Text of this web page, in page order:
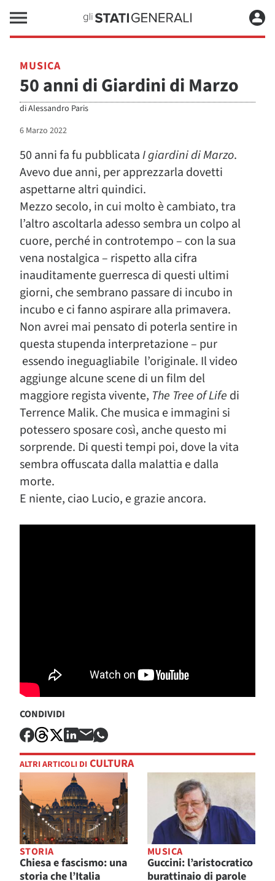
MUSICA
50 anni di Giardini di Marzo
diAlessandro Paris
6 Marzo 2022
50 anni fa fu pubblicataI giardini di Marzo.
Avevo due anni, per apprezzarla dovetti
aspettarne altri quindici.
Mezzo secolo, in cui molto è cambiato, tra
l’altro ascoltarla adesso sembra un colpo al
cuore, perché in controtempo – con la sua
vena nostalgica – rispetto alla cifra
inauditamente guerresca di questi ultimi
giorni, che sembrano passare di incubo in
incubo e ci fanno aspirare alla primavera.
Non avrei mai pensato di poterla sentire in
questa stupenda interpretazione – pur
essendo ineguagliabile l’originale. Il video
aggiunge alcune scene di un film del
maggiore regista vivente, The Tree of Life di
Terrence Malik. Che musica e immagini si
potessero sposare così, anche questo mi
sorprende. Di questi tempi poi, dove la vita
sembra offuscata dalla malattia e dalla
morte.
E niente, ciao Lucio, e grazie ancora.
CONDIVIDI
ALTRI ARTICOLI DI CULTURA
STORIA
Chiesa e fascismo: una
storia che l’Italia
MUSICA
Guccini: l’aristocratico
burattinaio di parole